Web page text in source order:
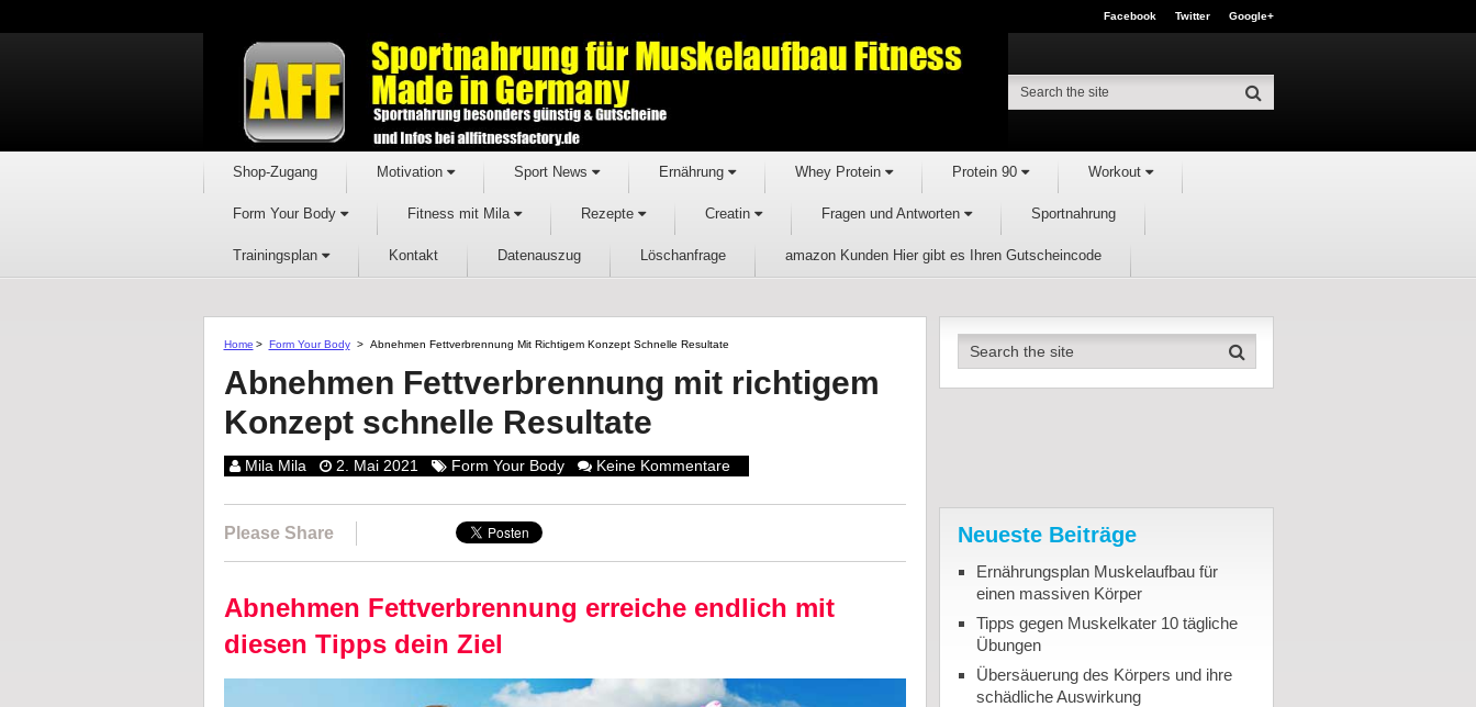
Facebook Twitter Google+
Shop-Zugang Motivation Sport News Ernährung Whey Protein Protein 90 Workout
Form Your Body Fitness mit Mila Rezepte Creatin Fragen und Antworten Sportnahrung
Trainingsplan Kontakt Datenauszug Löschanfrage amazon Kunden Hier gibt es Ihren Gutscheincode
Home > Form Your Body > Abnehmen Fettverbrennung Mit Richtigem Konzept Schnelle Resultate
Abnehmen Fettverbrennung mit richtigem
Konzept schnelle Resultate
Mila Mila 2. Mai 2021 Form Your Body Keine Kommentare
Please Share
Abnehmen Fettverbrennung erreiche endlich mit
diesen Tipps dein Ziel
Neueste Beiträge
Ernährungsplan Muskelaufbau für
einen massiven Körper
Tipps gegen Muskelkater 10 tägliche
Übungen
Übersäuerung des Körpers und ihre
schädliche Auswirkung